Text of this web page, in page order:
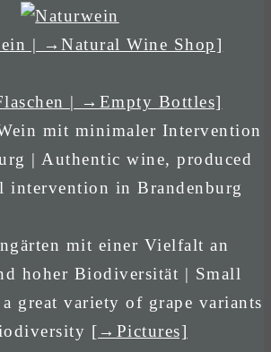
| →Natural Wine Shop]
| →Empty Bottles]
mit minimaler Intervention
| Authentic wine, produced
intervention in Brandenburg
mit einer Vielfalt an
hoher Biodiversität | Small
great variety of grape variants
[→Pictures]